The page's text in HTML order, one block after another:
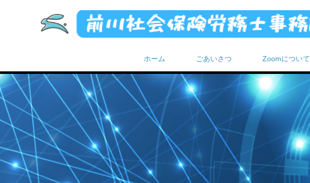
ホーム ごあいさつ Zoomについて